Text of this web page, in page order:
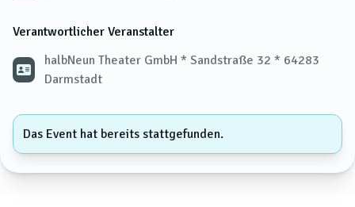
Verantwortlicher Veranstalter
halbNeun Theater GmbH * Sandstraße 32 * 64283
Darmstadt
Das Event hat bereits stattgefunden.